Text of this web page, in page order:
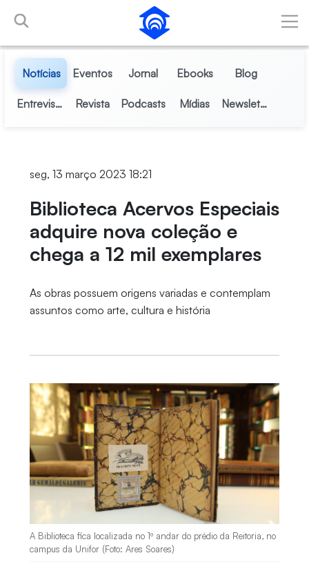
Pular para o Conteúdo principal
Notícias Eventos Jornal Ebooks Blog
Entrevistas Revista Podcasts Mídias Newsletter
seg, 13 março 2023 18:21
Biblioteca Acervos Especiais
adquire nova coleção e
chega a 12 mil exemplares
As obras possuem origens variadas e contemplam
assuntos como arte, cultura e história
A Biblioteca fica localizada no 1º andar do prédio da Reitoria, no
campus da Unifor (Foto: Ares Soares)